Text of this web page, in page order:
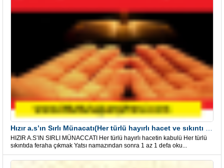
HIZIR A.S’IN SIRLI MÜNACCATI Her türlü hayırlı hacetin kabulü Her türlü
sıkıntıda feraha çıkmak Yatsı namazından sonra 1 az 1 defa oku...